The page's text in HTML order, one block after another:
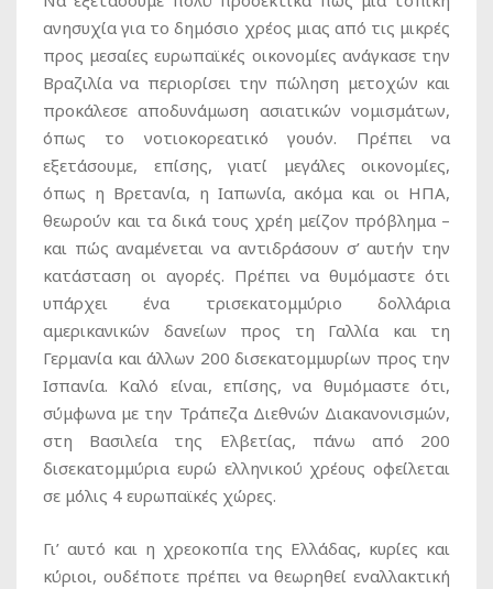
ανησυχία για το δημόσιο χρέος μιας από τις μικρές
προς μεσαίες ευρωπαϊκές οικονομίες ανάγκασε την
Βραζιλία να περιορίσει την πώληση μετοχών και
προκάλεσε αποδυνάμωση ασιατικών νομισμάτων,
όπως το νοτιοκορεατικό γουόν. Πρέπει να
εξετάσουμε, επίσης, γιατί μεγάλες οικονομίες,
όπως η Βρετανία, η Ιαπωνία, ακόμα και οι ΗΠΑ,
θεωρούν και τα δικά τους χρέη μείζον πρόβλημα –
και πώς αναμένεται να αντιδράσουν σ’ αυτήν την
κατάσταση οι αγορές. Πρέπει να θυμόμαστε ότι
υπάρχει ένα τρισεκατομμύριο δολλάρια
αμερικανικών δανείων προς τη Γαλλία και τη
Γερμανία και άλλων 200 δισεκατομμυρίων προς την
Ισπανία. Καλό είναι, επίσης, να θυμόμαστε ότι,
σύμφωνα με την Τράπεζα Διεθνών Διακανονισμών,
στη Βασιλεία της Ελβετίας, πάνω από 200
δισεκατομμύρια ευρώ ελληνικού χρέους οφείλεται
σε μόλις 4 ευρωπαϊκές χώρες.
Γι’ αυτό και η χρεοκοπία της Ελλάδας, κυρίες και
κύριοι, ουδέποτε πρέπει να θεωρηθεί εναλλακτική